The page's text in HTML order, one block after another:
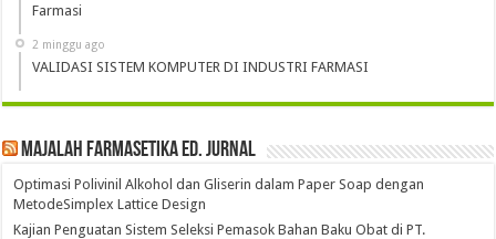
Farmasi
2 minggu ago
VALIDASI SISTEM KOMPUTER DI INDUSTRI FARMASI
Majalah Farmasetika Ed. Jurnal
Optimasi Polivinil Alkohol dan Gliserin dalam Paper Soap dengan
MetodeSimplex Lattice Design
Kajian Penguatan Sistem Seleksi Pemasok Bahan Baku Obat di PT.